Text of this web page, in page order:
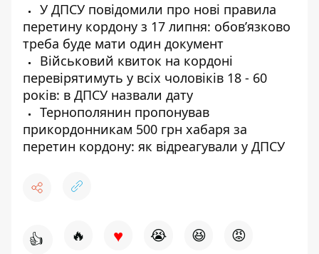
У ДПСУ повідомили про нові правила
перетину кордону з 17 липня: обовʼязково
треба буде мати один документ
Військовий квиток на кордоні
перевірятимуть у всіх чоловіків 18 - 60
років: в ДПСУ назвали дату
Тернополянин пропонував
прикордонникам 500 грн хабаря за
перетин кордону: як відреагували у ДПСУ
👍 🔥 ♥ 😭 😆 😡